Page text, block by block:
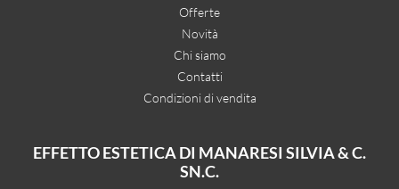
Offerte
Novità
Chi siamo
Contatti
Condizioni di vendita
EFFETTO ESTETICA DI MANARESI SILVIA & C.
SN.C.